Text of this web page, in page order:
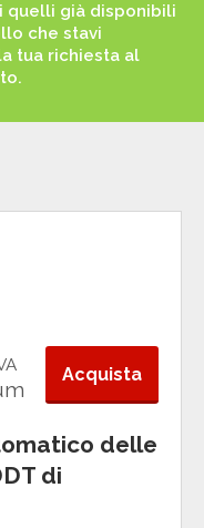
quelli già disponibili
che stavi
tua richiesta al
Acquista
delle
di